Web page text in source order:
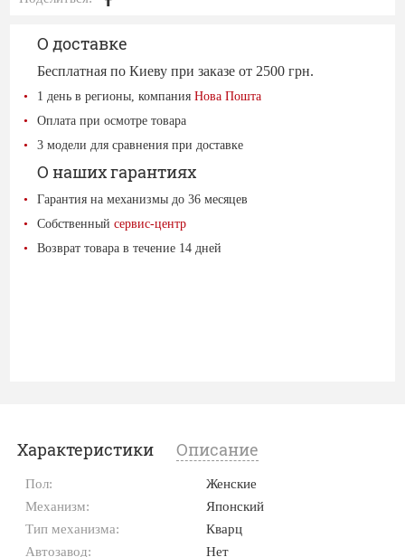
О доставке
Бесплатная по Киеву при заказе от 2500 грн.
1 день в регионы, компанияНова Пошта
Оплата при осмотре товара
3 модели для сравнения при доставке
О наших гарантиях
Гарантия на механизмы до 36 месяцев
Собственныйсервис-центр
Возврат товара в течение 14 дней
Характеристики Описание
Пол:
Женские
Механизм:
Японский
Тип механизма:
Кварц
Автозавод:
Нет